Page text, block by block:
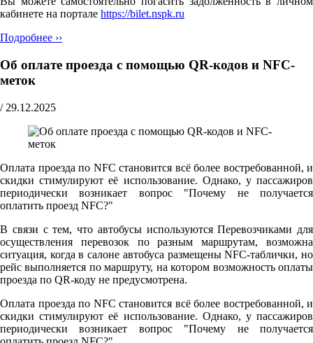
кабинете на портале https://bilet.nspk.ru
Подробнее ››
Об оплате проезда с помощью QR-кодов и NFC-
меток
/ 29.12.2025
Оплата проезда по NFC становится всё более востребованной, и
скидки стимулируют её использование. Однако, у пассажиров
периодически возникает вопрос "Почему не получается
оплатить проезд NFC?"
В связи с тем, что автобусы используются Перевозчиками для
осуществления перевозок по разным маршрутам, возможна
ситуация, когда в салоне автобуса размещены NFC-таблички, но
рейс выполняется по маршруту, на котором возможность оплаты
проезда по QR-коду не предусмотрена.
Оплата проезда по NFC становится всё более востребованной, и
скидки стимулируют её использование. Однако, у пассажиров
периодически возникает вопрос "Почему не получается